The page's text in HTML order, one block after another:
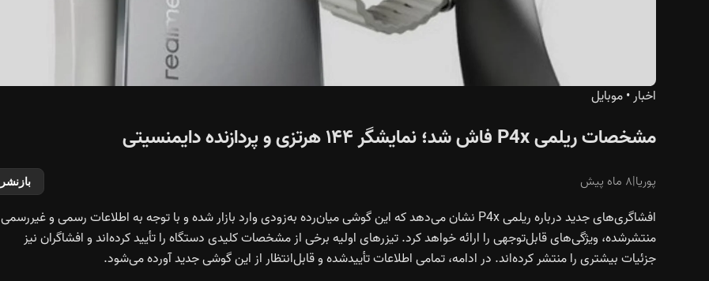
اخبار•موبایل
مشخصات ریلمی P4x فاش شد؛ نمایشگر ۱۴۴ هرتزی و پردازنده دایمنسیتی
پوریا|۸ ماه پیش بازنشر
افشاگری‌های جدید درباره ریلمی P4x نشان می‌دهد که این گوشی میان‌رده به‌زودی وارد بازار شده و با توجه به اطلاعات رسمی و غیررسمی
منتشرشده، ویژگی‌های قابل‌توجهی را ارائه خواهد کرد. تیزرهای اولیه برخی از مشخصات کلیدی دستگاه را تأیید کرده‌اند و افشاگران نیز
جزئیات بیشتری را منتشر کرده‌اند. در ادامه، تمامی اطلاعات تأییدشده و قابل‌انتظار از این گوشی جدید آورده می‌شود.